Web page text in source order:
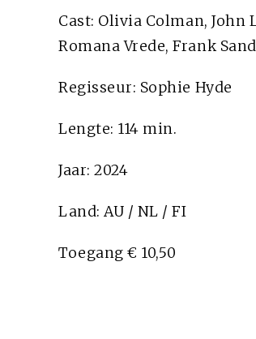
Cast: Olivia Colman, John
Romana Vrede, Frank
Regisseur: Sophie Hyde
Lengte: 114 min.
Jaar: 2024
Land: AU / NL / FI
Toegang € 10,50